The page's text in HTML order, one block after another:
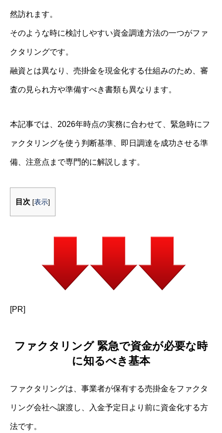
然訪れます。
そのような時に検討しやすい資金調達方法の一つがファ
クタリングです。
融資とは異なり、売掛金を現金化する仕組みのため、審
査の見られ方や準備すべき書類も異なります。
本記事では、2026年時点の実務に合わせて、緊急時にフ
ァクタリングを使う判断基準、即日調達を成功させる準
備、注意点まで専門的に解説します。
目次 [表示]
[PR]
ファクタリング 緊急で資金が必要な時
に知るべき基本
ファクタリングは、事業者が保有する売掛金をファクタ
リング会社へ譲渡し、入金予定日より前に資金化する方
法です。